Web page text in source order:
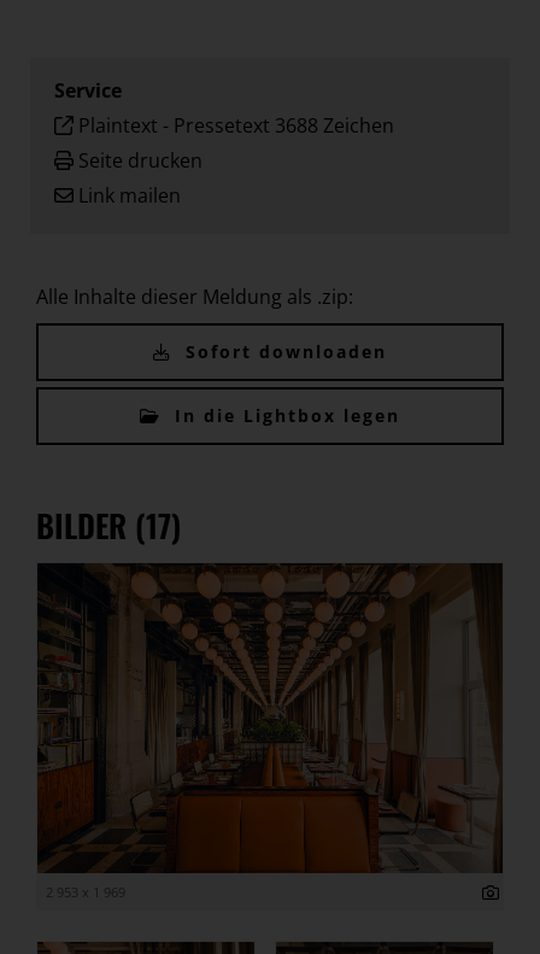
Service
Plaintext - Pressetext 3688 Zeichen
Seite drucken
Link mailen
Alle Inhalte dieser Meldung als .zip:
Sofort downloaden
In die Lightbox legen
BILDER (17)
2 953 x 1 969